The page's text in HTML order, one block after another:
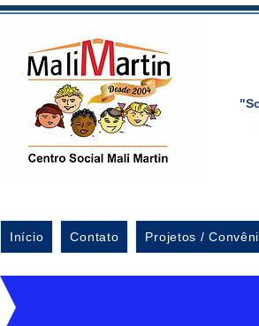
Início Contato Projetos /